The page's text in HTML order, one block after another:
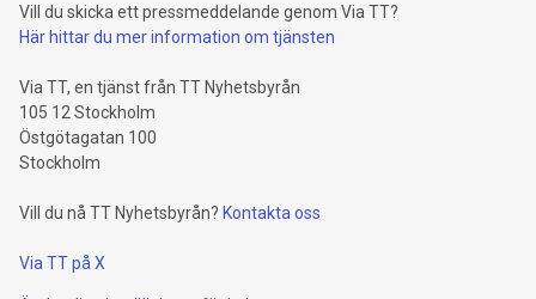
Vill du skicka ett pressmeddelande genom Via TT?
Här hittar du mer information om tjänsten
Via TT, en tjänst från TT Nyhetsbyrån
105 12 Stockholm
Östgötagatan 100
Stockholm
Vill du nå TT Nyhetsbyrån? Kontakta oss
Via TT på X